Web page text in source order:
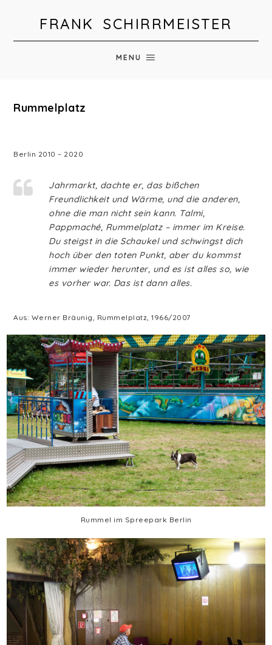
FRANK SCHIRRMEISTER
MENU
Rummelplatz
Berlin 2010 – 2020
Jahrmarkt, dachte er, das bißchen
Freundlichkeit und Wärme, und die anderen,
ohne die man nicht sein kann. Talmi,
Pappmaché, Rummelplatz – immer im Kreise.
Du steigst in die Schaukel und schwingst dich
hoch über den toten Punkt, aber du kommst
immer wieder herunter, und es ist alles so, wie
es vorher war. Das ist dann alles.
Aus: Werner Bräunig, Rummelplatz, 1966/2007
Rummel im Spreepark Berlin